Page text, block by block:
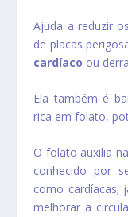
Ajuda a reduzir
de placas
cardíaco ou
Ela também é
rica em folato,
O folato auxilia
conhecido por
como cardíacas;
melhorar a